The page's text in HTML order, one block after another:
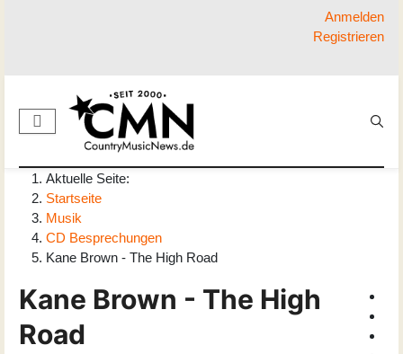
Anmelden
Registrieren
Aktuelle Seite:
Startseite
Musik
CD Besprechungen
Kane Brown - The High Road
Kane Brown - The High
Road